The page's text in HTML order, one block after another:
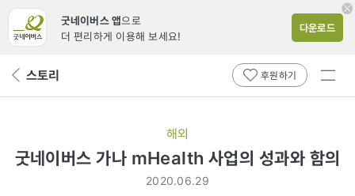
굿네이버스 앱으로
더 편리하게 이용해 보세요!
다운로드
뒤 스토리 후원하기
전체
해외
굿네이버스 가나 mHealth 사업의 성과와 함의
2020.06.29